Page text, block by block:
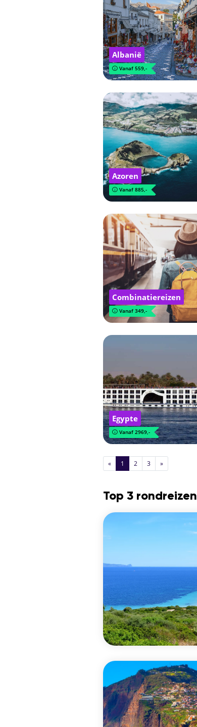
Albanië
Vanaf 559,-
Azoren
Vanaf 885,-
Combinatiereizen
Vanaf 349,-
Egypte
Vanaf 2969,-
« 1 2 3 »
Top 3 rondreizen